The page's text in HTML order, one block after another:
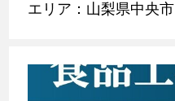
エリア：山梨県中央市